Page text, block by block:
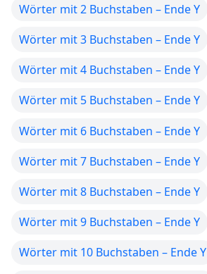
Wörter mit 2 Buchstaben – Ende Y
Wörter mit 3 Buchstaben – Ende Y
Wörter mit 4 Buchstaben – Ende Y
Wörter mit 5 Buchstaben – Ende Y
Wörter mit 6 Buchstaben – Ende Y
Wörter mit 7 Buchstaben – Ende Y
Wörter mit 8 Buchstaben – Ende Y
Wörter mit 9 Buchstaben – Ende Y
Wörter mit 10 Buchstaben – Ende Y